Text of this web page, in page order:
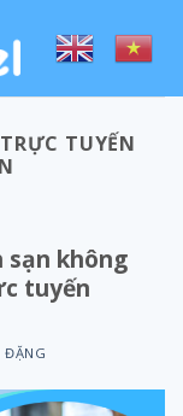
TUYẾN
sạn không
tuyến
ĐẶNG